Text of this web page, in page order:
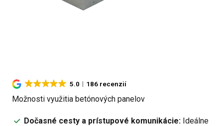
5.0 186 recenzií
Možnosti využitia betónových panelov
Dočasné cesty a prístupové komunikácie: Ideálne